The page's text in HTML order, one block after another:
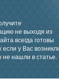
не выходя из
всегда готовы
у Вас
не нашли в статье.